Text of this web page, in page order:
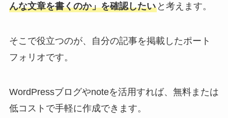
んな文章を書くのか」を確認したいと考えます。
そこで役立つのが、自分の記事を掲載したポート
フォリオです。
WordPressブログやnoteを活用すれば、無料または
低コストで手軽に作成できます。